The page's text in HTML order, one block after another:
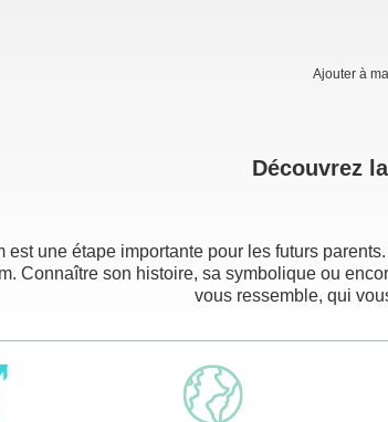
Ajouter à
Découvrez
est une étape importante pour les futurs
Connaître son histoire, sa symbolique ou
vous ressemble, qui